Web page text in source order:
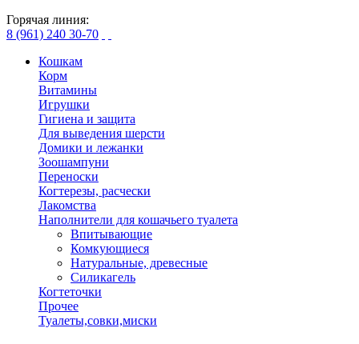
Горячая линия:
8 (961) 240 30-70
Кошкам
Корм
Витамины
Игрушки
Гигиена и защита
Для выведения шерсти
Домики и лежанки
Зоошампуни
Переноски
Когтерезы, расчески
Лакомства
Наполнители для кошачьего туалета
Впитывающие
Комкующиеся
Натуральные, древесные
Силикагель
Когтеточки
Прочее
Туалеты,совки,миски